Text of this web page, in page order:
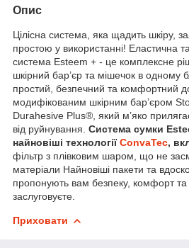
Опис
Цілісна система, яка щадить шкіру,
простою у використанні! Еластична
система Esteem + - це комплексне
шкірний бар’єр та мішечок в одному
простий, безпечний та комфортний
модифікованим шкірним бар’єром
Durahesive Plus®, який м’яко
від руйнування. Система сумки
найновіші технологіїConvaTec,
фільтр з плівковим шаром, що не
матеріали Найновіші пакети та
пропонують вам безпеку, комфорт та
заслуговуєте.
Приховати